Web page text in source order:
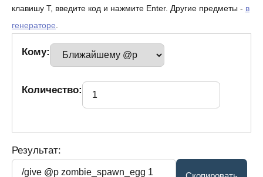
клавишу T, введите код и нажмите Enter. Другие предметы - в
генераторе.
Кому:
Количество:
Результат: